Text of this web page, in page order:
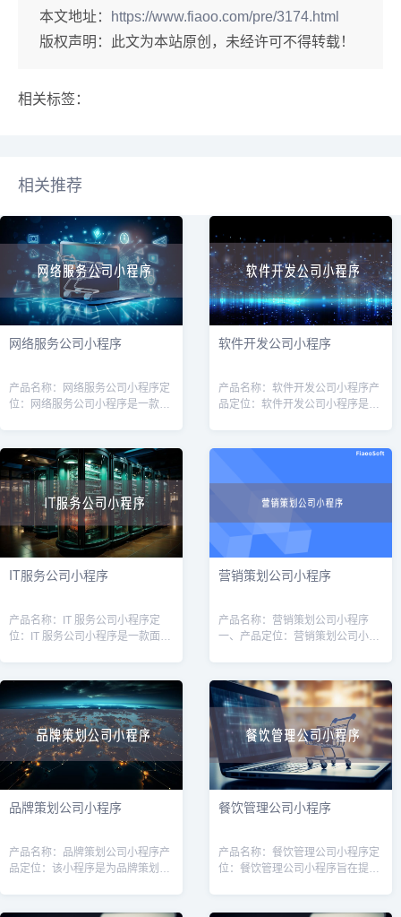
本文地址：
https://www.fiaoo.com/pre/3174.html
版权声明：此文为本站原创，未经许可不得转载！
相关标签：
相关推荐
网络服务公司小程序
产品名称：网络服务公司小程序定
位：网络服务公司小程序是一款针
工具，旨在帮助公司提高效率、增
强客户体验
软件开发公司小程序
产品名称：软件开发公司小程序产
品定位：软件开发公司小程序是一
效率和客户管理能力。通过该小程
IT服务公司小程序
产品名称：IT 服务公司小程序定
位：IT 服务公司小程序是一款面向
案。通过该小程序，用户可以方便
快
营销策划公司小程序
产品名称：营销策划公司小程序
一、产品定位：营销策划公司小程
升业务效率和服务质量。通过该小
程序，用户可
品牌策划公司小程序
产品名称：品牌策划公司小程序产
品定位：该小程序是为品牌策划公
餐饮管理公司小程序
产品名称：餐饮管理公司小程序定
位：餐饮管理公司小程序旨在提供